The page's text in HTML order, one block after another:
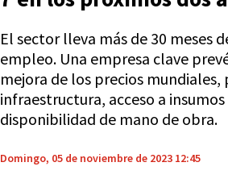
El sector lleva más de 30 meses
empleo. Una empresa clave
mejora de los precios
infraestructura, acceso a
disponibilidad de mano de obra.
Domingo, 05 de noviembre de 2023 12:45